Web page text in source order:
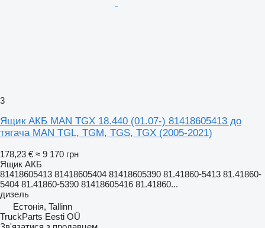
3
Ящик АКБ MAN TGX 18.440 (01.07-) 81418605413 до
тягача MAN TGL, TGM, TGS, TGX (2005-2021)
178,23 € ≈ 9 170 грн
Ящик АКБ
81418605413 81418605404 81418605390 81.41860-5413 81.41860-
5404 81.41860-5390 81418605416 81.41860...
дизель
Естонія, Tallinn
TruckParts Eesti OÜ